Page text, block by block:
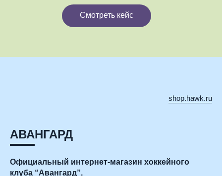
Смотреть кейс
АВАНГАРД
shop.hawk.ru
Официальный интернет-магазин хоккейного
клуба “Авангард”.